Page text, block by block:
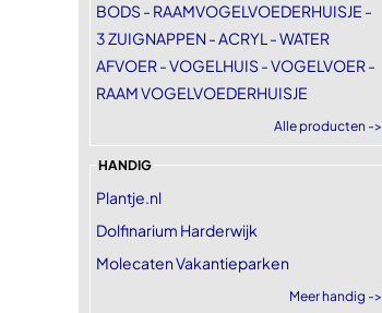
BODS - RAAMVOGELVOEDERHUISJE -
3 ZUIGNAPPEN - ACRYL - WATER
AFVOER - VOGELHUIS - VOGELVOER -
RAAM VOGELVOEDERHUISJE
Alle producten ->
HANDIG
Plantje.nl
Dolfinarium Harderwijk
Molecaten Vakantieparken
Meer handig ->